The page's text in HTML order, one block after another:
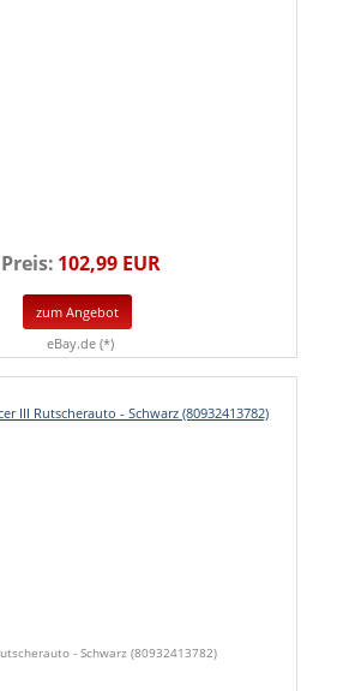
Preis: 102,99 EUR
zum Angebot
eBay.de (*)
- Schwarz (80932413782)